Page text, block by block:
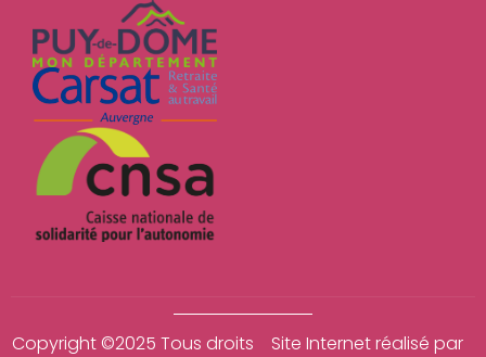
Copyright ©2025 Tous droits Site Internet réalisé par